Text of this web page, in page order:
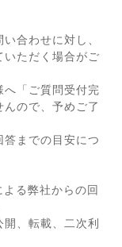
合わせに対し、
いただく場合がご
へ「ご質問受付完
ので、予めご了
答までの目安につ
る弊社からの回
、転載、二次利